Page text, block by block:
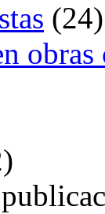
(24)